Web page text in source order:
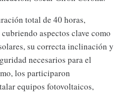
total de 40 horas,
aspectos clave como
su correcta inclinación y
necesarios para el
los participaron
equipos fotovoltaicos,